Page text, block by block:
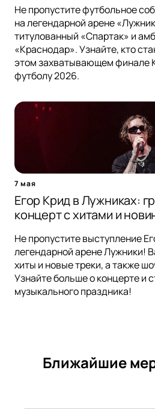
Не пропустите футбольное
на легендарной арене
титулованный «Спартак» и
«Краснодар». Узнайте, кто
этом захватывающем финале
футболу 2026.
7 мая
Егор Крид в Лужниках:
концерт с хитами и
Не пропустите выступление
легендарной арене Лужники!
хиты и новые треки, а также
Узнайте больше о концерте и
музыкального праздника!
Ближайшие